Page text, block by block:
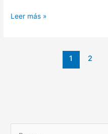
Leer más »
1 2